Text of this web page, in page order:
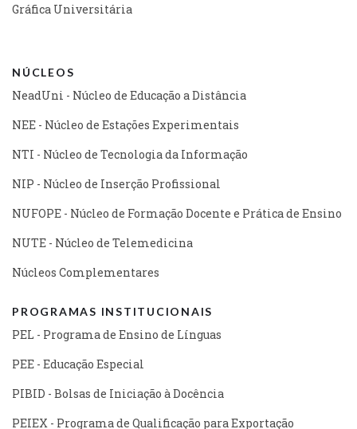
Gráfica Universitária
NÚCLEOS
NeadUni - Núcleo de Educação a Distância
NEE - Núcleo de Estações Experimentais
NTI - Núcleo de Tecnologia da Informação
NIP - Núcleo de Inserção Profissional
NUFOPE - Núcleo de Formação Docente e Prática de Ensino
NUTE - Núcleo de Telemedicina
Núcleos Complementares
PROGRAMAS INSTITUCIONAIS
PEL - Programa de Ensino de Línguas
PEE - Educação Especial
PIBID - Bolsas de Iniciação à Docência
PEIEX - Programa de Qualificação para Exportação